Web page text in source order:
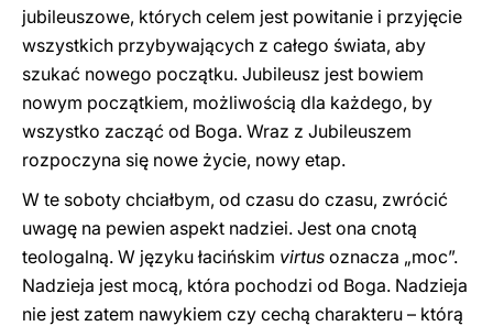
jubileuszowe, których celem jest powitanie i przyjęcie
wszystkich przybywających z całego świata, aby
szukać nowego początku. Jubileusz jest bowiem
nowym początkiem, możliwością dla każdego, by
wszystko zacząć od Boga. Wraz z Jubileuszem
rozpoczyna się nowe życie, nowy etap.
W te soboty chciałbym, od czasu do czasu, zwrócić
uwagę na pewien aspekt nadziei. Jest ona cnotą
teologalną. W języku łacińskim virtus oznacza „moc”.
Nadzieja jest mocą, która pochodzi od Boga. Nadzieja
nie jest zatem nawykiem czy cechą charakteru – którą